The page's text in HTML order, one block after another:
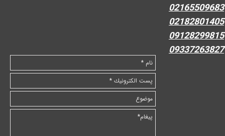
02165509683
02182801405
09128299815
09337263827